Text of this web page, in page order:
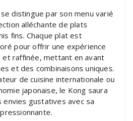
distingue par son menu varié
alléchante de plats
fins. Chaque plat est
pour offrir une expérience
et raffinée, mettant en avant
et des combinaisons uniques.
de cuisine internationale ou
japonaise, le Kong saura
gustatives avec sa